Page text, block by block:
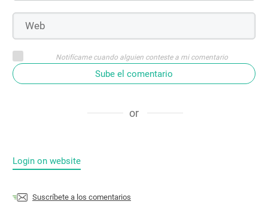
Notifícame cuando alguien conteste a mi comentario
Sube el comentario
or
Login on website
Suscríbete a los comentarios